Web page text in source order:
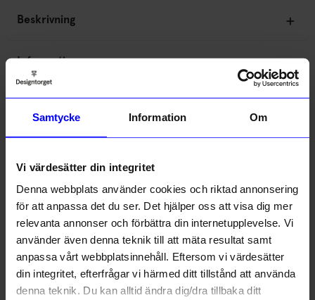
Samtycke Information Om
Vi värdesätter din integritet
Denna webbplats använder cookies och riktad annonsering
för att anpassa det du ser. Det hjälper oss att visa dig mer
relevanta annonser och förbättra din internetupplevelse. Vi
använder även denna teknik till att mäta resultat samt
anpassa vårt webbplatsinnehåll. Eftersom vi värdesätter
din integritet, efterfrågar vi härmed ditt tillstånd att använda
denna teknik. Du kan alltid ändra dig/dra tillbaka ditt
Beskrivning
Information
Om tillverkaren
Liknande produkter
50%
Outlet